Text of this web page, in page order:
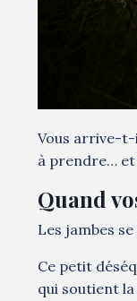
Vous arrive-t-
à prendre…
Quand
Les jambes
Ce petit
qui soutient